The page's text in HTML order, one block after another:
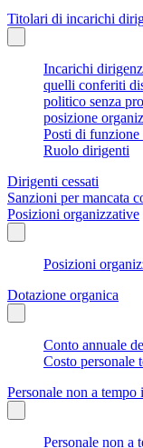
Titolari di incarichi
Incarichi
quelli conferiti
politico senza
posizione
Posti di
Ruolo dirigenti
Dirigenti cessati
Sanzioni per mancata
Posizioni organizzative
Posizioni
Dotazione organica
Conto annuale
Costo personale
Personale non a tempo
Personale non a